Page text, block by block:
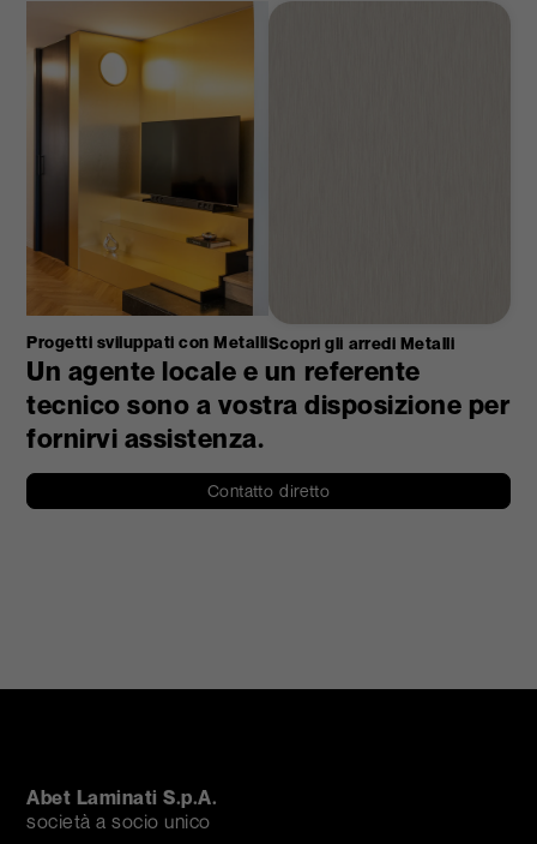
Progetti sviluppati con MetalliScopri gli arredi Metalli
Un agente locale e un referente
tecnico sono a vostra disposizione per
fornirvi assistenza.
Contatto diretto
Abet Laminati S.p.A.
società a socio unico